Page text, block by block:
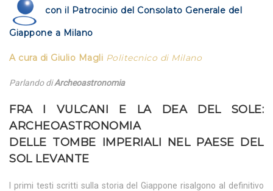
con il Patrocinio del Consolato Generale del
Giappone a Milano
A cura di Giulio Magli Politecnico di Milano
Parlando diArcheoastronomia
FRA I VULCANI E LA DEA DEL SOLE:
ARCHEOASTRONOMIA
DELLE TOMBE IMPERIALI NEL PAESE DEL
SOL LEVANTE
I primi testi scritti sulla storia del Giappone risalgono al definitivo